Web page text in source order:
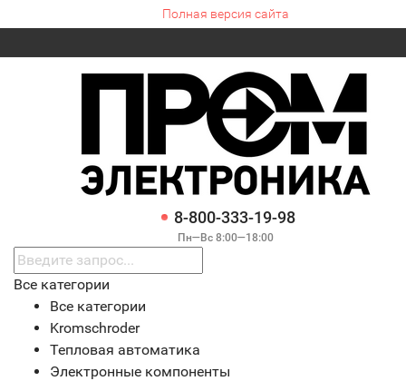
Полная версия сайта
8-800-333-19-98
Пн—Вс 8:00—18:00
Все категории
Все категории
Kromschroder
Тепловая автоматика
Электронные компоненты